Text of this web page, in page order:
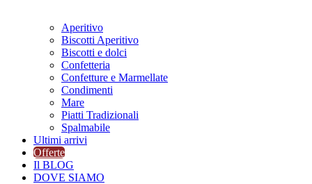
Aperitivo
Biscotti Aperitivo
Biscotti e dolci
Confetteria
Confetture e Marmellate
Condimenti
Mare
Piatti Tradizionali
Spalmabile
Ultimi arrivi
Offerte
Il BLOG
DOVE SIAMO